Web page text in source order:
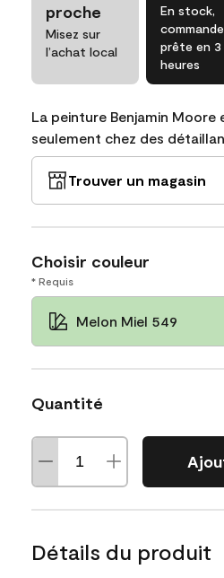
proche
Misez sur
l’achat local
En stock,
commande
prête en 3
heures
La peinture Benjamin Moore
seulement chez des
Trouver un magasin
Choisir couleur
* Requis
Melon Miel 549
Quantité
Détails du produit